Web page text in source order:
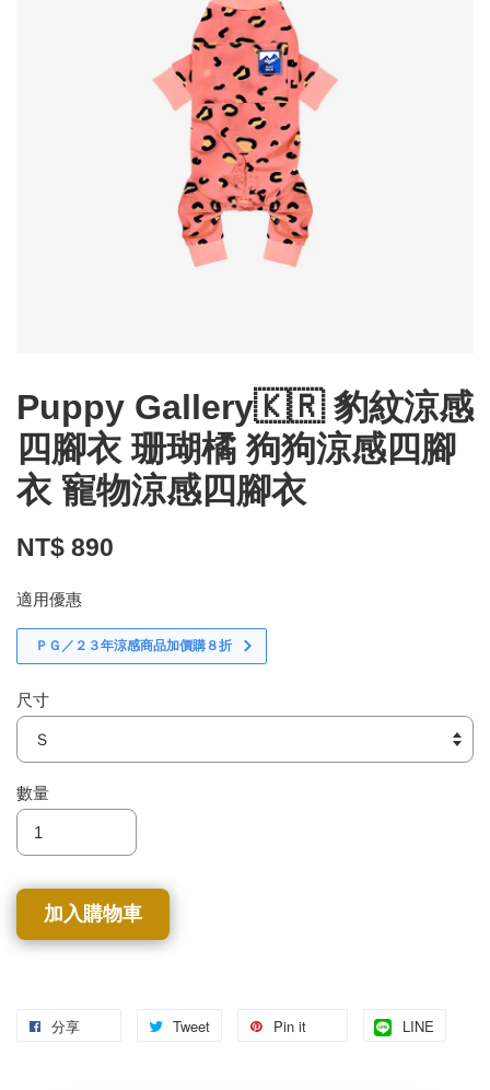
Puppy Gallery🇰🇷 豹紋涼感
四腳衣 珊瑚橘 狗狗涼感四腳
衣 寵物涼感四腳衣
NT$ 890
適用優惠
ＰＧ／２３年涼感商品加價購８折
尺寸
數量
加入購物車
分享 Tweet Pin it LINE